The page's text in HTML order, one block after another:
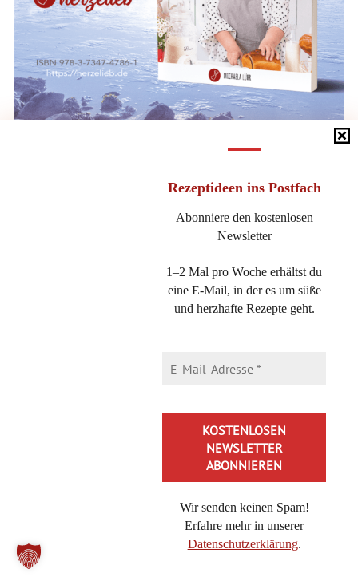
Rezeptideen ins Postfach
Abonniere den kostenlosen
Newsletter
1–2 Mal pro Woche erhältst du
eine E-Mail, in der es um süße
und herzhafte Rezepte geht.
Wir senden keinen Spam!
Erfahre mehr in unserer
Datenschutzerklärung.
DIE KATEGORIEN
NEUESTE BEITRÄGE
Bienenkaramell, schnelles Rezept für eine Honig-Nascherei
Buttermilch-Zitronenkuchen, der frische Kühlschrankkuchen
Nuss-Zucchinikuchen: schnell, einfach und unglaublich
Orientalischer Zwiebelsalat: Sumach-Zwiebeln als Beilage
Tiramisubällchen als Dessert oder statt Kuchen am